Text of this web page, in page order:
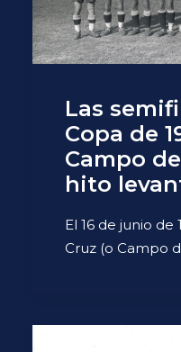
Las
Copa de
Campo
hito
El 16 de junio de
Cruz (o Campo